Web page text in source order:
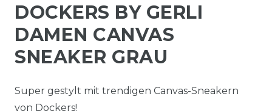
DOCKERS BY GERLI
DAMEN CANVAS
SNEAKER GRAU
Super gestylt mit trendigen Canvas-Sneakern
von Dockers!